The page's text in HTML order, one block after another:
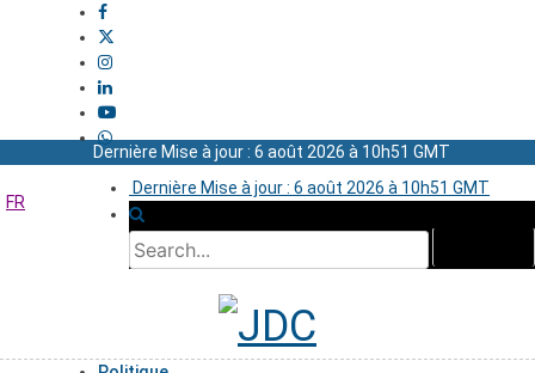
Dernière Mise à jour : 6 août 2026 à 10h51 GMT
Dernière Mise à jour : 6 août 2026 à 10h51 GMT
FR